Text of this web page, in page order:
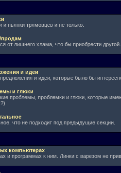
и пьянки трямовцев и не только.
от лишнего хлама, что бы приобрести другой.
и идеи
и идеи, которые было бы
и глюки
проблемы, проблемки и глюки, которые
что не подходит под предыдущие секции.
компьютерах
и программах к ним. Линки с варезом не